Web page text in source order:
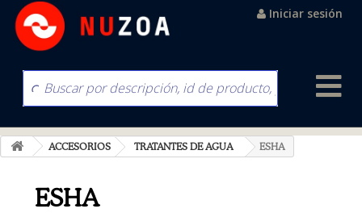
Iniciar sesión
ACCESORIOS TRATANTES DE AGUA ESHA
ESHA